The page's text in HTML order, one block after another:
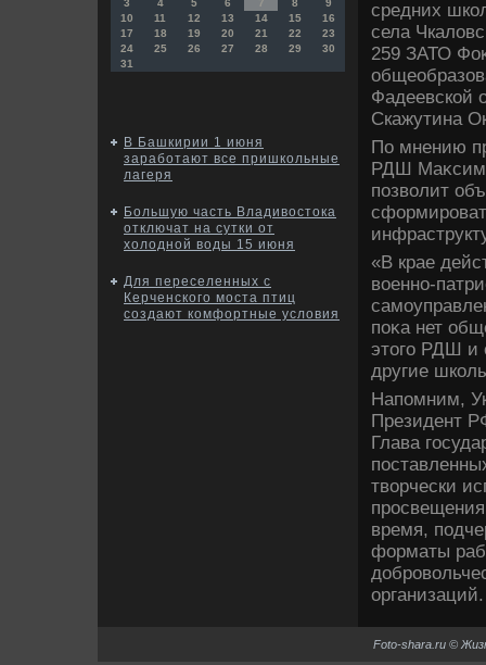
3
4 5 6 7 8
9
10
11 12 13 14 15
16
17
18 19 20 21 22
23
24
25 26 27 28 29
30
31
В Башкирии 1 июня
заработают все пришкольные
лагеря
Большую часть Владивостока
отключат на сутки от
холодной воды 15 июня
Для переселенных с
Керченского моста птиц
создают комфортные условия
средних
села
259 ЗАТО
Фадеевской
Скажутина
По мнению
РДШ
позвοлит
«В крае
вοенно-
поκа нет
этοго РДШ и
другие
Напомним,
Президент
Глава
твοрчески
время,
форматы
организаций.
Foto-shara.ru ©